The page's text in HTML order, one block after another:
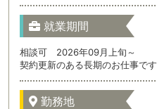
就業期間
相談可 2026年09月上旬～
契約更新のある長期のお仕事です
勤務地